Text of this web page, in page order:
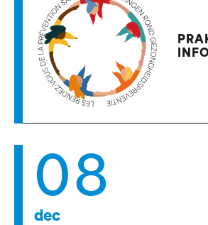
08
dec